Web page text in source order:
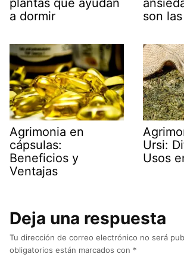
a dormir
son
Agrimonia en
cápsulas:
Beneficios y
Ventajas
Ursi:
Usos
Deja una respuesta
Tu dirección de correo electrónico no será
obligatorios están marcados con *